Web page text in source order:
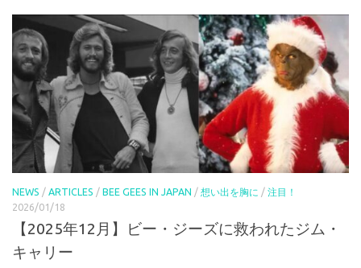
NEWS / ARTICLES / BEE GEES IN JAPAN / 想い出を胸に / 注目！
2026/01/18
【2025年12月】ビー・ジーズに救われたジム・
キャリー